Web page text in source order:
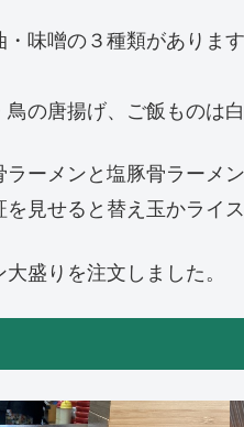
・味噌の３種類がありま
の唐揚げ、ご飯ものは
ラーメンと塩豚骨ラーメ
を見せると替え玉かライ
盛りを注文しました。